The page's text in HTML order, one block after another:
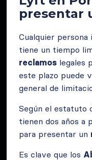
presentar
Cualquier persona
tiene un tiempo
reclamos legales
este plazo puede
general de
Según el estatuto
tienen dos años a
para presentar un
Es clave que los